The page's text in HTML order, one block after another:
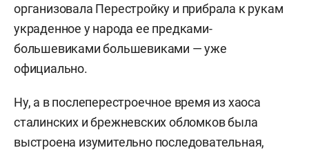
организовала Перестройку и прибрала к рукам
украденное у народа ее предками-
большевиками большевиками — уже
официально.
Ну, а в послеперестроечное время из хаоса
сталинских и брежневских обломков была
выстроена изумительно последовательная,